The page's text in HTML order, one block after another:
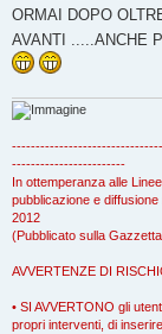
ORMAI DOPO
AVANTI .....ANCHE
------------------------
In ottemperanza alle
pubblicazione e
2012
(Pubblicato sulla
AVVERTENZE DI
• SI AVVERTONO gli
propri interventi, di